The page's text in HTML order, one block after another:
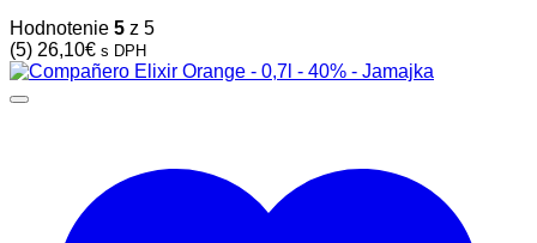
Hodnotenie 5 z 5
(5) 26,10€ s DPH